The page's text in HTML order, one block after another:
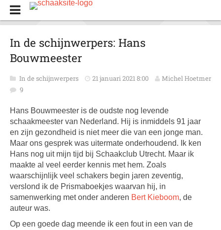
In de schijnwerpers: Hans
Bouwmeester
In de schijnwerpers 21 januari 2021 8:00
Michel Hoetmer
9
Hans Bouwmeester is de oudste nog levende
schaakmeester van Nederland. Hij is inmiddels 91 jaar
en zijn gezondheid is niet meer die van een jonge man.
Maar ons gesprek was uitermate onderhoudend. Ik ken
Hans nog uit mijn tijd bij Schaakclub Utrecht. Maar ik
maakte al veel eerder kennis met hem. Zoals
waarschijnlijk veel schakers begin jaren zeventig,
verslond ik de Prismaboekjes waarvan hij, in
samenwerking met onder anderen Bert Kieboom, de
auteur was.
Op een goede dag meende ik een fout in een van de